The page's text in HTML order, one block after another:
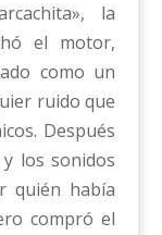
la
el motor,
como un
ruido que
Después
los sonidos
quién había
compró el